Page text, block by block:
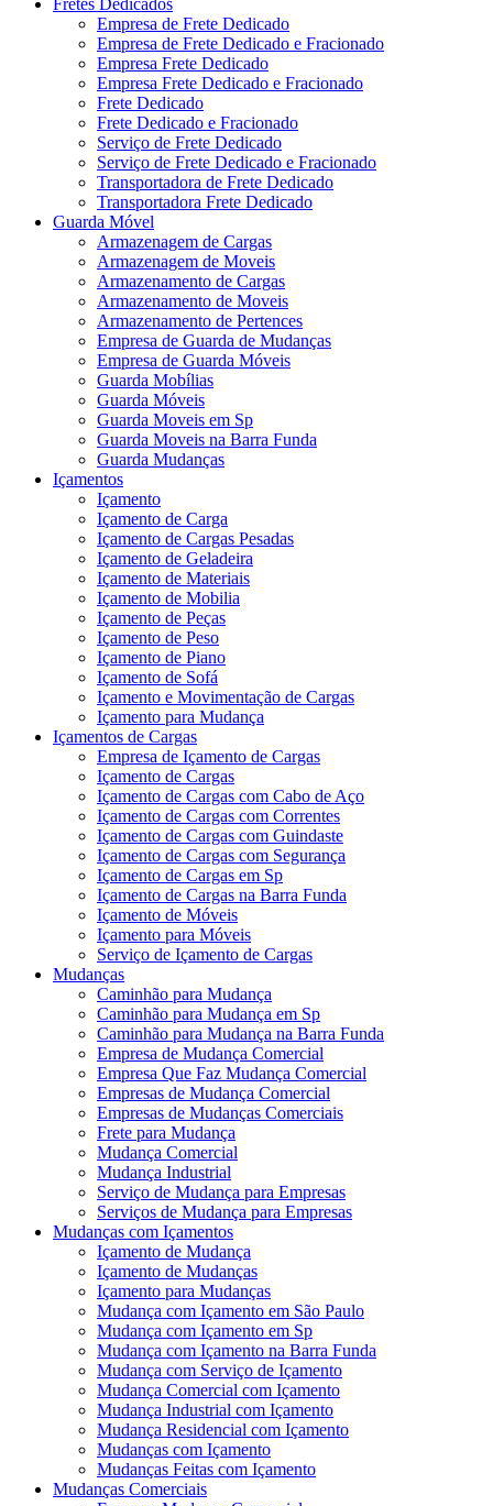
Empresa de Frete Dedicado
Empresa de Frete Dedicado e Fracionado
Empresa Frete Dedicado
Empresa Frete Dedicado e Fracionado
Frete Dedicado
Frete Dedicado e Fracionado
Serviço de Frete Dedicado
Serviço de Frete Dedicado e Fracionado
Transportadora de Frete Dedicado
Transportadora Frete Dedicado
Guarda Móvel
Armazenagem de Cargas
Armazenagem de Moveis
Armazenamento de Cargas
Armazenamento de Moveis
Armazenamento de Pertences
Empresa de Guarda de Mudanças
Empresa de Guarda Móveis
Guarda Mobílias
Guarda Móveis
Guarda Moveis em Sp
Guarda Moveis na Barra Funda
Guarda Mudanças
Içamentos
Içamento
Içamento de Carga
Içamento de Cargas Pesadas
Içamento de Geladeira
Içamento de Materiais
Içamento de Mobilia
Içamento de Peças
Içamento de Peso
Içamento de Piano
Içamento de Sofá
Içamento e Movimentação de Cargas
Içamento para Mudança
Içamentos de Cargas
Empresa de Içamento de Cargas
Içamento de Cargas
Içamento de Cargas com Cabo de Aço
Içamento de Cargas com Correntes
Içamento de Cargas com Guindaste
Içamento de Cargas com Segurança
Içamento de Cargas em Sp
Içamento de Cargas na Barra Funda
Içamento de Móveis
Içamento para Móveis
Serviço de Içamento de Cargas
Mudanças
Caminhão para Mudança
Caminhão para Mudança em Sp
Caminhão para Mudança na Barra Funda
Empresa de Mudança Comercial
Empresa Que Faz Mudança Comercial
Empresas de Mudança Comercial
Empresas de Mudanças Comerciais
Frete para Mudança
Mudança Comercial
Mudança Industrial
Serviço de Mudança para Empresas
Serviços de Mudança para Empresas
Mudanças com Içamentos
Içamento de Mudança
Içamento de Mudanças
Içamento para Mudanças
Mudança com Içamento em São Paulo
Mudança com Içamento em Sp
Mudança com Içamento na Barra Funda
Mudança com Serviço de Içamento
Mudança Comercial com Içamento
Mudança Industrial com Içamento
Mudança Residencial com Içamento
Mudanças com Içamento
Mudanças Feitas com Içamento
Mudanças Comerciais